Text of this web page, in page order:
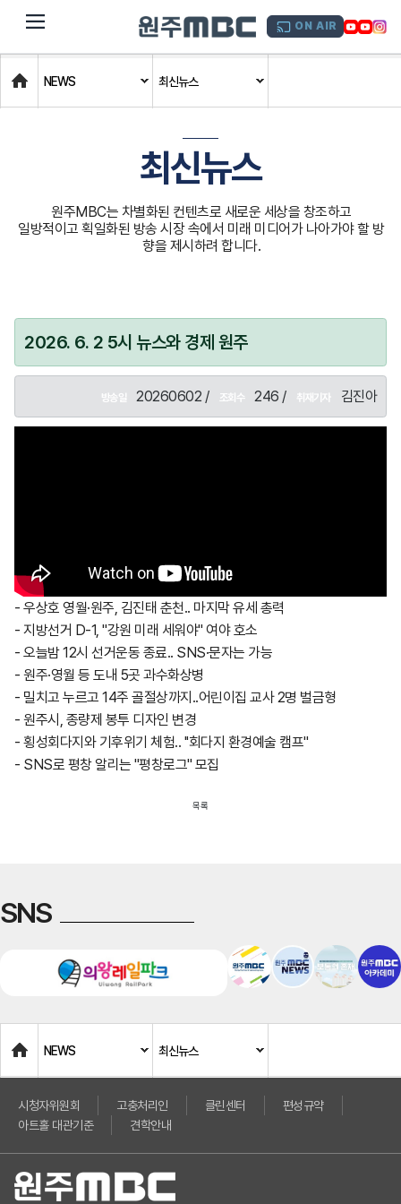
dehaze ON AIR
Home
NEWS 최신뉴스
최신뉴스
원주MBC는 차별화된 컨텐츠로 새로운 세상을 창조하고
일방적이고 획일화된 방송 시장 속에서 미래 미디어가 나아가야 할 방
향을 제시하려 합니다.
2026. 6. 2 5시 뉴스와 경제 원주
방송일 20260602 / 조회수 246 / 취재기자 김진아
- 우상호 영월·원주, 김진태 춘천.. 마지막 유세 총력
- 지방선거 D-1, "강원 미래 세워야" 여야 호소
- 오늘밤 12시 선거운동 종료.. SNS·문자는 가능
- 원주·영월 등 도내 5곳 과수화상병
- 밀치고 누르고 14주 골절상까지..어린이집 교사 2명 벌금형
- 원주시, 종량제 봉투 디자인 변경
- 횡성회다지와 기후위기 체험.. ''회다지 환경예술 캠프''
- SNS로 평창 알리는 ''평창로그'' 모집
목록
SNS
Home
NEWS 최신뉴스
시청자위원회 고충처리인 클린센터
편성규약
아트홀 대관기준
견학안내